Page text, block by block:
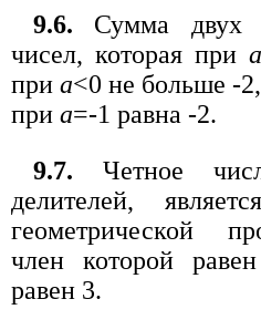
9.6. Сумма двух
чисел, которая при а
приа<0 не больше -
при а=-1 равна -2.
9.7. Четное
делителей,
геометрической
член которой
равен 3.